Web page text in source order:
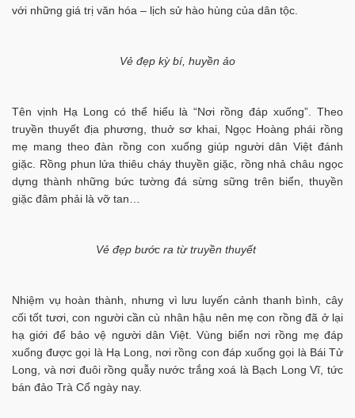
với những giá trị văn hóa – lịch sử hào hùng của dân tộc.
Vẻ đẹp kỳ bí, huyền ảo
Tên vịnh Hạ Long có thể hiểu là “Nơi rồng đáp xuống”. Theo
truyền thuyết địa phương, thuở sơ khai, Ngọc Hoàng phái rồng
mẹ mang theo đàn rồng con xuống giúp người dân Việt đánh
giặc. Rồng phun lửa thiêu cháy thuyền giặc, rồng nhả châu ngọc
dựng thành những bức tường đá sừng sững trên biển, thuyền
giặc đâm phải là vỡ tan…
Vẻ đẹp bước ra từ truyền thuyết
Nhiệm vụ hoàn thành, nhưng vì lưu luyến cảnh thanh bình, cây
cối tốt tươi, con người cần cù nhân hậu nên mẹ con rồng đã ở lại
hạ giới để bảo vệ người dân Việt. Vùng biển nơi rồng mẹ đáp
xuống được gọi là Hạ Long, nơi rồng con đáp xuống gọi là Bái Tử
Long, và nơi đuôi rồng quẫy nước trắng xoá là Bạch Long Vĩ, tức
bán đảo Trà Cổ ngày nay.